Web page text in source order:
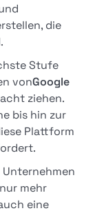
die
Stufe
vonGoogle
ziehen.
bis hin zur
Plattform
Unternehmen
mehr
eine